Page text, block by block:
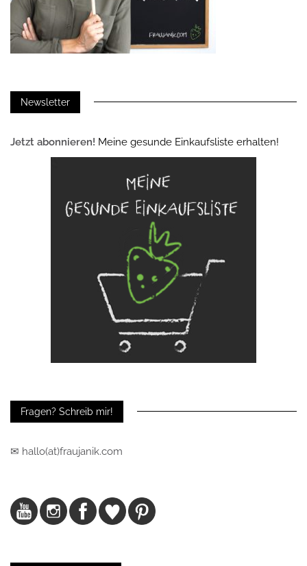
Newsletter
Jetzt abonnieren! Meine gesunde Einkaufsliste erhalten!
Fragen? Schreib mir!
✉ hallo(at)fraujanik.com